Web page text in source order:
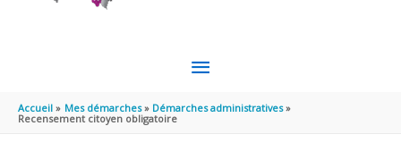
MENU
PRINCIPAL
Accueil Mes démarches
Démarches administratives
Recensement citoyen obligatoire